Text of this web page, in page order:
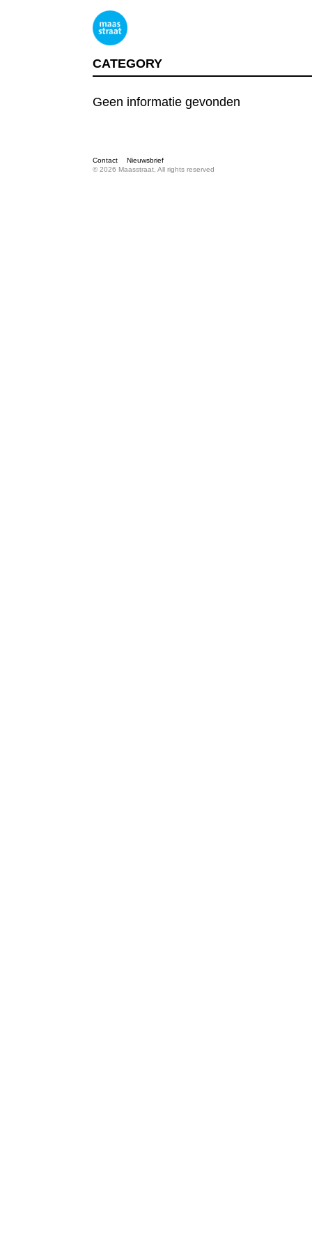
CATEGORY
Geen informatie gevonden
Contact
Nieuwsbrief
© 2026 Maasstraat, All rights reserved